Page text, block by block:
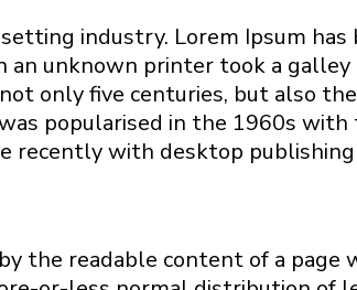
industry. Lorem Ipsum has
an unknown printer took a galley
only five centuries, but also
popularised in the 1960s with
recently with desktop
the readable content of a page